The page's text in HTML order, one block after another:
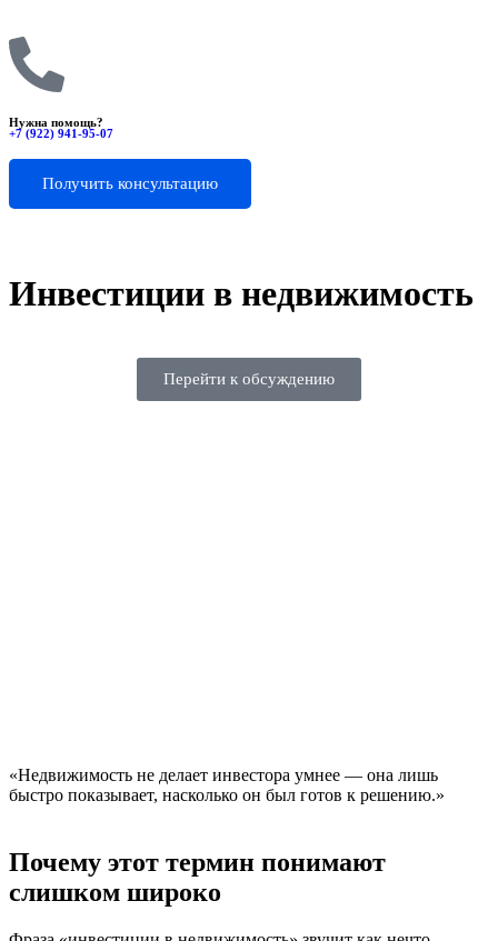
Нужна помощь?
+7 (922) 941-95-07
Получить консультацию
Инвестиции в недвижимость
Перейти к обсуждению
«Недвижимость не делает инвестора умнее — она лишь
быстро показывает, насколько он был готов к решению.»
Почему этот термин понимают
слишком широко